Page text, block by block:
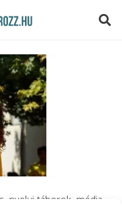
nyelvi táborok, média,